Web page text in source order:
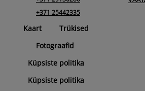
+371 25442335
Kaart
Trükised
Fotograafid
Küpsiste politika
Küpsiste politika